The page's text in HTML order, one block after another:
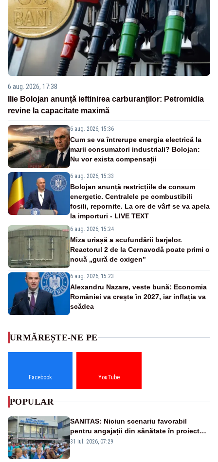
6 aug. 2026, 17:38
Ilie Bolojan anunță ieftinirea carburanților: Petromidia
revine la capacitate maximă
6 aug. 2026, 15:36
Cum se va întrerupe energia electrică la
marii consumatori industriali? Bolojan:
Nu vor exista compensații
6 aug. 2026, 15:33
Bolojan anunță restricțiile de consum
energetic. Centralele pe combustibili
fosili, repornite. La ore de vârf se va apela
la importuri - LIVE TEXT
6 aug. 2026, 15:24
Miza uriașă a scufundării barjelor.
Reactorul 2 de la Cernavodă poate primi o
nouă „gură de oxigen”
6 aug. 2026, 15:23
Alexandru Nazare, veste bună: Economia
României va crește în 2027, iar inflația va
scădea
URMĂREȘTE-NE PE
Facebook YouTube
POPULAR
SANITAS: Niciun scenariu favorabil
pentru angajații din sănătate în proiectul
Legii salarizării
31 iul. 2026, 07:29